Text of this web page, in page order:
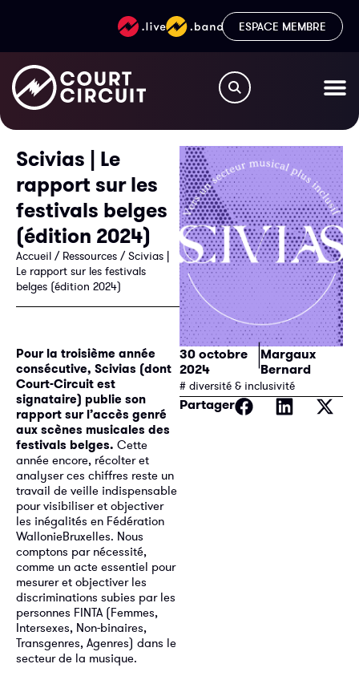
ESPACE MEMBRE
Scivias | Le
rapport sur les
festivals belges
(édition 2024)
Accueil / Ressources /Scivias |
Le rapport sur les festivals
belges (édition 2024)
Pour la troisième année
consécutive, Scivias (dont
Court-Circuit est
signataire) publie son
rapport sur l’accès genré
aux scènes musicales des
festivals belges. Cette
année encore, récolter et
analyser ces chiffres reste un
travail de veille indispensable
pour visibiliser et objectiver
les inégalités en Fédération
WallonieBruxelles. Nous
comptons par nécessité,
comme un acte essentiel pour
mesurer et objectiver les
discriminations subies par les
personnes FINTA (Femmes,
Intersexes, Non-binaires,
Transgenres, Agenres) dans le
secteur de la musique.
30 octobre
2024
|Margaux
Bernard
# diversité & inclusivité
Partager